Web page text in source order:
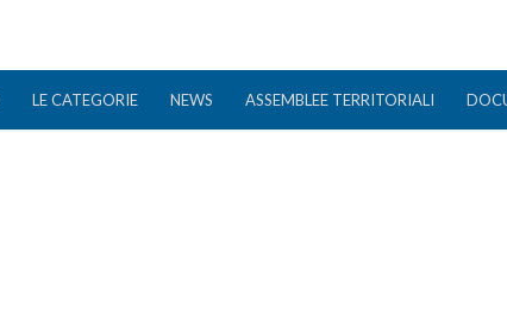
LE CATEGORIE NEWS ASSEMBLEE TERRITORIALI